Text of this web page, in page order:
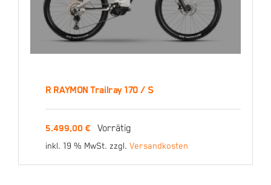
S
5.499,00€
R RAYMON Trailray 170 / S
5.499,00€ Vorrätig
inkl. 19 % MwSt. zzgl.Versandkosten